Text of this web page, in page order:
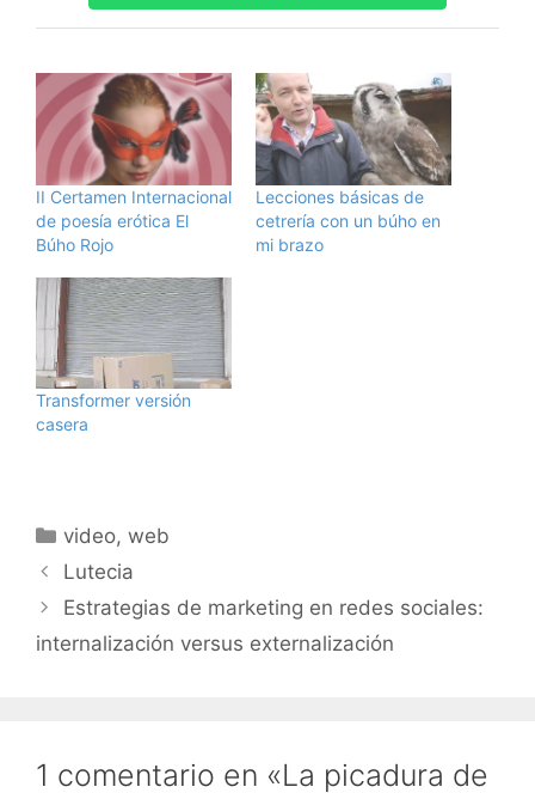
II Certamen Internacional
de poesía erótica El
Búho Rojo
Lecciones básicas de
cetrería con un búho en
mi brazo
Transformer versión
casera
Categorías
video,web
Lutecia
Estrategias de marketing en redes sociales:
internalización versus externalización
1 comentario en «La picadura de